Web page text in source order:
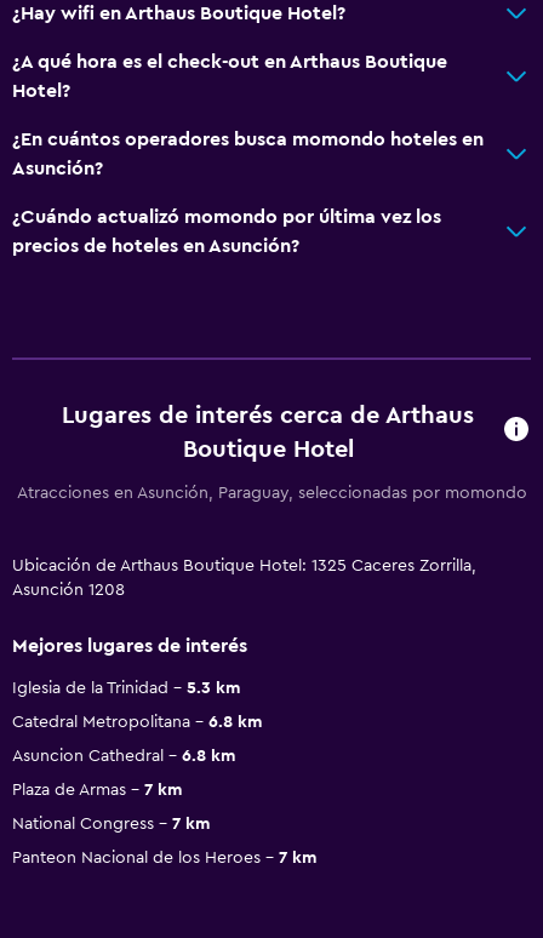
¿Hay wifi en Arthaus Boutique Hotel?
¿A qué hora es el check-out en Arthaus Boutique
Hotel?
¿En cuántos operadores busca momondo hoteles en
Asunción?
¿Cuándo actualizó momondo por última vez los
precios de hoteles en Asunción?
Lugares de interés cerca de Arthaus
Boutique Hotel
Atracciones en Asunción, Paraguay, seleccionadas por momondo
Ubicación de Arthaus Boutique Hotel: 1325 Caceres Zorrilla,
Asunción 1208
Mejores lugares de interés
Iglesia de la Trinidad
5.3 km
Catedral Metropolitana
6.8 km
Asuncion Cathedral
6.8 km
Plaza de Armas
7 km
National Congress
7 km
Panteon Nacional de los Heroes
7 km